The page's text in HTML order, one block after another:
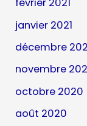
février 2021
janvier 2021
décembre
novembre
octobre 2020
août 2020